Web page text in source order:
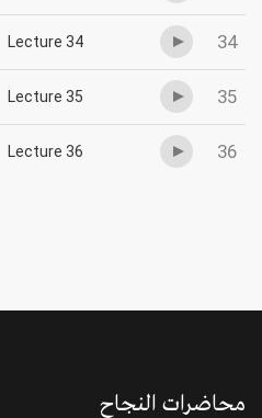
34
Lecture 34
35
Lecture 35
36
Lecture 36
محاضرات النجاح